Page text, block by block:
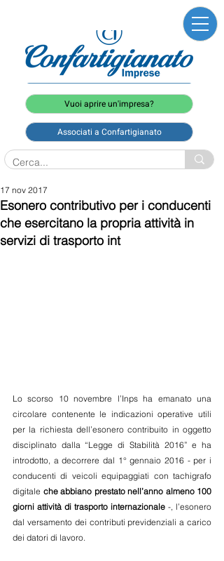
Vuoi aprire un'impresa?
Associati a Confartigianato
Esonero contributivo per i conducenti
che esercitano la propria attività in
servizi di trasporto int
17 nov 2017
Lo scorso 10 novembre l’Inps ha emanato una
circolare contenente le indicazioni operative utili
per la richiesta dell’esonero contribuito in oggetto
disciplinato dalla “Legge di Stabilità 2016” e ha
introdotto, a decorrere dal 1° gennaio 2016 - per i
conducenti di veicoli equipaggiati con tachigrafo
digitale che abbiano prestato nell’anno almeno 100
giorni attività di trasporto internazionale -, l’esonero
dal versamento dei contributi previdenziali a carico
dei datori di lavoro.